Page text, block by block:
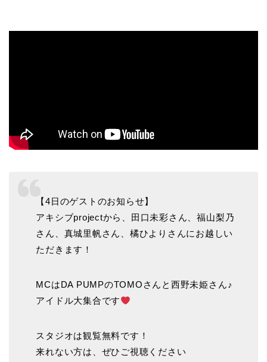
【4日のゲストのお知らせ】
アキシブprojectから、田口未彩さん、福山梨乃
さん、真城里帆さん、橘ひよりさんにお越しい
ただきます！
MCはDA PUMPのTOMOさんと西野未姫さん♪
アイドル大集合です
スタジオは観覧無料です！
来れない方は、ぜひご視聴ください